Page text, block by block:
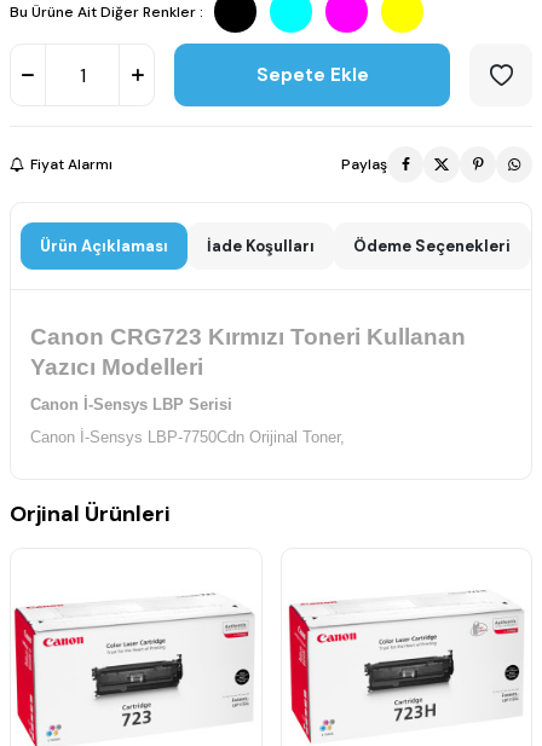
Bu Ürüne Ait Diğer Renkler :
Sepete Ekle
Fiyat Alarmı Paylaş
Ürün Açıklaması İade Koşulları Ödeme Seçenekleri
Canon CRG723 Kırmızı Toneri Kullanan
Yazıcı Modelleri
Canon İ-Sensys LBP Serisi
Canon İ-Sensys LBP-7750Cdn Orijinal Toner,
Orjinal Ürünleri